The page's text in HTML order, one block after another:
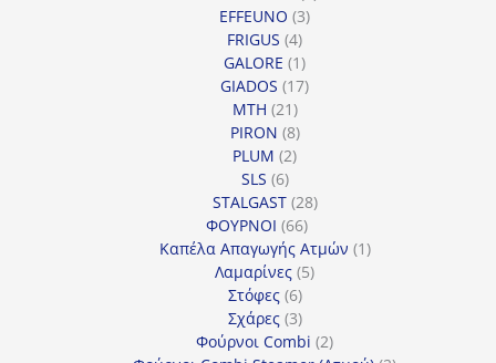
EFFEUNO 33
FRIGUS 44
προϊόντα
GALORE 11
προϊόν
GIADOS 1717
MTH 2121
προϊόντα
PIRON 88
προϊόντα
PLUM 22
SLS 66
προϊόντα
STALGAST 2828
ΦΟΥΡΝΟΙ 6666
προϊόντα
Καπέλα Απαγωγής Ατμών 11
Λαμαρίνες 55
Στόφες 66
προϊόντα
Σχάρες 33
προϊόντα
Φούρνοι Combi 22